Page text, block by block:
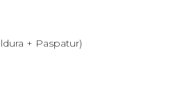
+ Paspatur)